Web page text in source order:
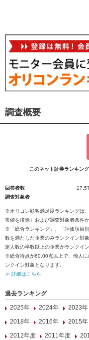
調査概要
このネット証券ランキン
回答者数
調査対象者
※オリコン顧客満足度ランキングは
常値を排除）および調査対象者条件
※「総合ランキング」、「評価項目
数を満たした企業のみランクイン対
定人数の半数以上の企業がランクイ
※総合得点が60.00点以上で、他人に
ンクイン対象となります。
≫ 詳細はこちら
過去ランキング
2025年
2024年 2023年
2018年
2016年 2015年
2012年度
2011年度